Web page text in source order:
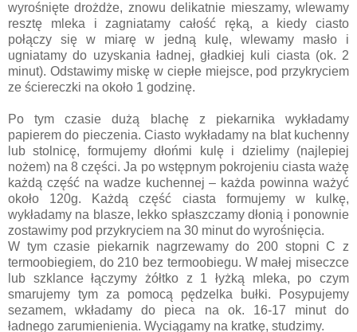
wyrośnięte drożdże, znowu delikatnie mieszamy, wlewamy
resztę mleka i zagniatamy całość ręką, a kiedy ciasto
połączy się w miarę w jedną kulę, wlewamy masło i
ugniatamy do uzyskania ładnej, gładkiej kuli ciasta (ok. 2
minut). Odstawimy miskę w ciepłe miejsce, pod przykryciem
ze ściereczki na około 1 godzinę.
Po tym czasie dużą blachę z piekarnika wykładamy
papierem do pieczenia. Ciasto wykładamy na blat kuchenny
lub stolnicę, formujemy dłońmi kulę i dzielimy (najlepiej
nożem) na 8 części. Ja po wstępnym pokrojeniu ciasta ważę
każdą część na wadze kuchennej – każda powinna ważyć
około 120g. Każdą część ciasta formujemy w kulkę,
wykładamy na blasze, lekko spłaszczamy dłonią i ponownie
zostawimy pod przykryciem na 30 minut do wyrośnięcia.
W tym czasie piekarnik nagrzewamy do 200 stopni C z
termoobiegiem, do 210 bez termoobiegu. W małej miseczce
lub szklance łączymy żółtko z 1 łyżką mleka, po czym
smarujemy tym za pomocą pędzelka bułki. Posypujemy
sezamem, wkładamy do pieca na ok. 16-17 minut do
ładnego zarumienienia. Wyciągamy na kratkę, studzimy.